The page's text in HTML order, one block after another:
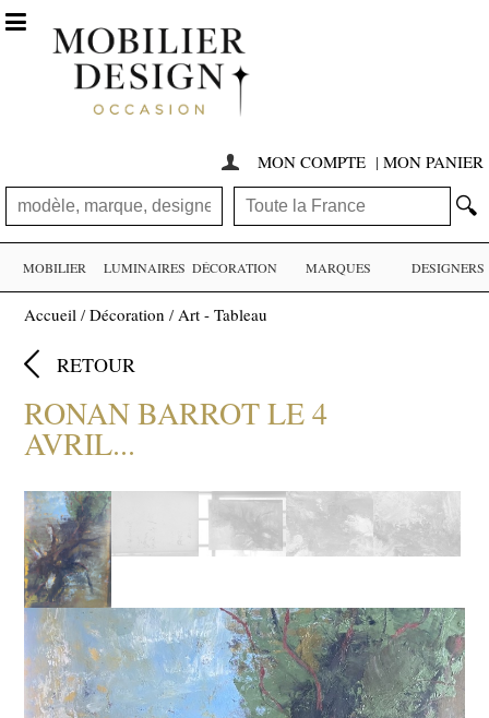
 MON COMPTE | MON PANIER
🔍

MOBILIER LUMINAIRES DÉCORATION MARQUES DESIGNERS
Accueil /Décoration /Art - Tableau
 RETOUR
RONAN BARROT LE 4
AVRIL...